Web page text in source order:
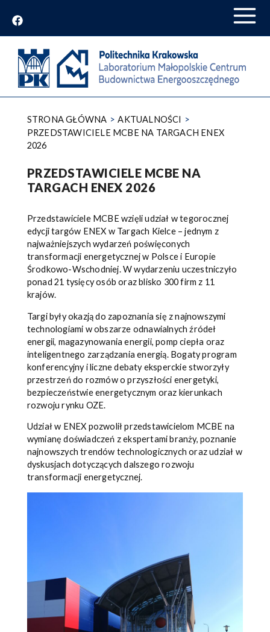
STRONA GŁÓWNA
AKTUALNOŚCI
PRZEDSTAWICIELE MCBE NA TARGACH ENEX
2026
PRZEDSTAWICIELE MCBE NA
TARGACH ENEX 2026
Przedstawiciele MCBE wzięli udział w tegorocznej
edycji targów ENEX w Targach Kielce – jednym z
najważniejszych wydarzeń poświęconych
transformacji energetycznej w Polsce i Europie
Środkowo-Wschodniej. W wydarzeniu uczestniczyło
ponad 21 tysięcy osób oraz blisko 300 firm z 11
krajów.
Targi były okazją do zapoznania się z najnowszymi
technologiami w obszarze odnawialnych źródeł
energii, magazynowania energii, pomp ciepła oraz
inteligentnego zarządzania energią. Bogaty program
konferencyjny i liczne debaty eksperckie stworzyły
przestrzeń do rozmów o przyszłości energetyki,
bezpieczeństwie energetycznym oraz kierunkach
rozwoju rynku OZE.
Udział w ENEX pozwolił przedstawicielom MCBE na
wymianę doświadczeń z ekspertami branży, poznanie
najnowszych trendów technologicznych oraz udział w
dyskusjach dotyczących dalszego rozwoju
transformacji energetycznej.